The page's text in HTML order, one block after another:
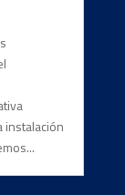
instalación